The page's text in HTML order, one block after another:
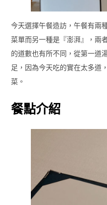
今天選擇午餐造訪，午餐有兩
菜單而另一種是『澎湃』，兩
的道數也有所不同，從第一道
足，因為今天吃的實在太多道
菜。
餐點介紹